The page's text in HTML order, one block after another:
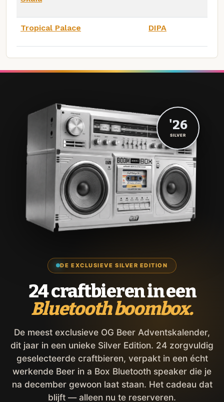
Tropical Palace DIPA
DE EXCLUSIEVE SILVER EDITION
24 craftbieren in een
Bluetooth boombox.
De meest exclusieve OG Beer Adventskalender,
dit jaar in een unieke Silver Edition. 24 zorgvuldig
geselecteerde craftbieren, verpakt in een écht
werkende Beer in a Box Bluetooth speaker die je
na december gewoon laat staan. Het cadeau dat
blijft — alleen nu te reserveren.
'26
SILVER